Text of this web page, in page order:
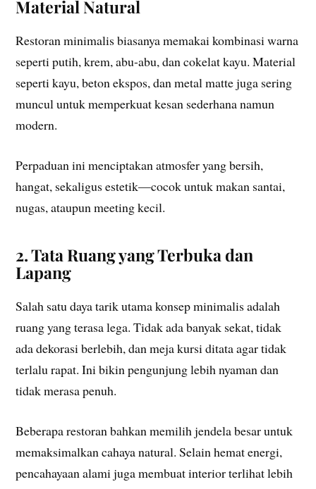
Material Natural
Restoran minimalis biasanya memakai kombinasi warna
seperti putih, krem, abu-abu, dan cokelat kayu. Material
seperti kayu, beton ekspos, dan metal matte juga sering
muncul untuk memperkuat kesan sederhana namun
modern.
Perpaduan ini menciptakan atmosfer yang bersih,
hangat, sekaligus estetik—cocok untuk makan santai,
nugas, ataupun meeting kecil.
2. Tata Ruang yang Terbuka dan
Lapang
Salah satu daya tarik utama konsep minimalis adalah
ruang yang terasa lega. Tidak ada banyak sekat, tidak
ada dekorasi berlebih, dan meja kursi ditata agar tidak
terlalu rapat. Ini bikin pengunjung lebih nyaman dan
tidak merasa penuh.
Beberapa restoran bahkan memilih jendela besar untuk
memaksimalkan cahaya natural. Selain hemat energi,
pencahayaan alami juga membuat interior terlihat lebih